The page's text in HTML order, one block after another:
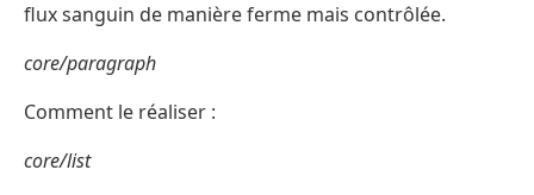
flux sanguin de manière ferme mais contrôlée.
core/paragraph
Comment le réaliser :
core/list